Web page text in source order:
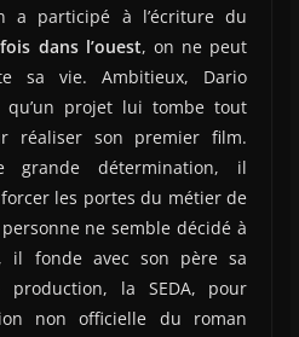
a participé à l’écriture du
dans l’ouest, on ne peut
sa vie. Ambitieux, Dario
qu’un projet lui tombe tout
réaliser son premier film.
grande détermination, il
les portes du métier de
ne semble décidé à
il fonde avec son père sa
production, la SEDA, pour
non officielle du roman